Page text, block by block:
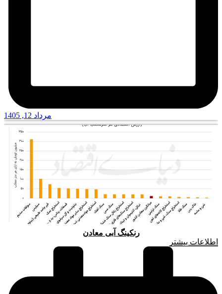
مرداد 12, 1405
رنکینگ آبی معادن
اطلاعات بیشتر